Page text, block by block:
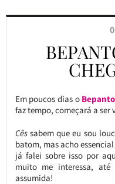
Em poucos dias o
faz tempo, começará a
Cêssabem que eu sou
batom, mas acho
já falei sobre isso por
muito me interessa,
assumida!